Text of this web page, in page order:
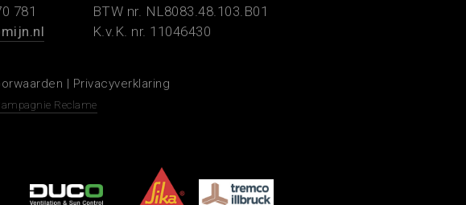
781
BTW nr. NL8083.48.103.B01
K.v.K. nr. 11046430
| Privacyverklaring
Reclame